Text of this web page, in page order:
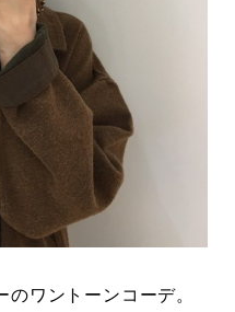
ワントーンコーデ。